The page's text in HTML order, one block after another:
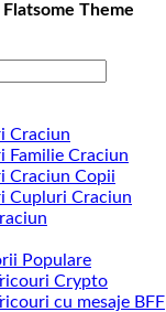
Flatsome Theme
Craciun
Familie Craciun
Craciun Copii
Cupluri Craciun
Populare
Crypto
cu mesaje BFF